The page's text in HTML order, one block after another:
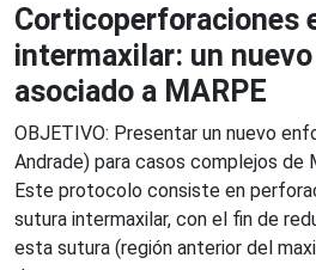
Corticoperforaciones
intermaxilar: un
asociado a MARPE
OBJETIVO: Presentar un nuevo
Andrade) para casos complejos de
Este protocolo consiste en
sutura intermaxilar, con el fin de
esta sutura (región anterior del